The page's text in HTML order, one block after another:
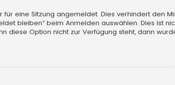
eine Sitzung angemeldet. Dies verhindert den
bleiben“ beim Anmelden auswählen. Dies ist
diese Option nicht zur Verfügung steht, dann